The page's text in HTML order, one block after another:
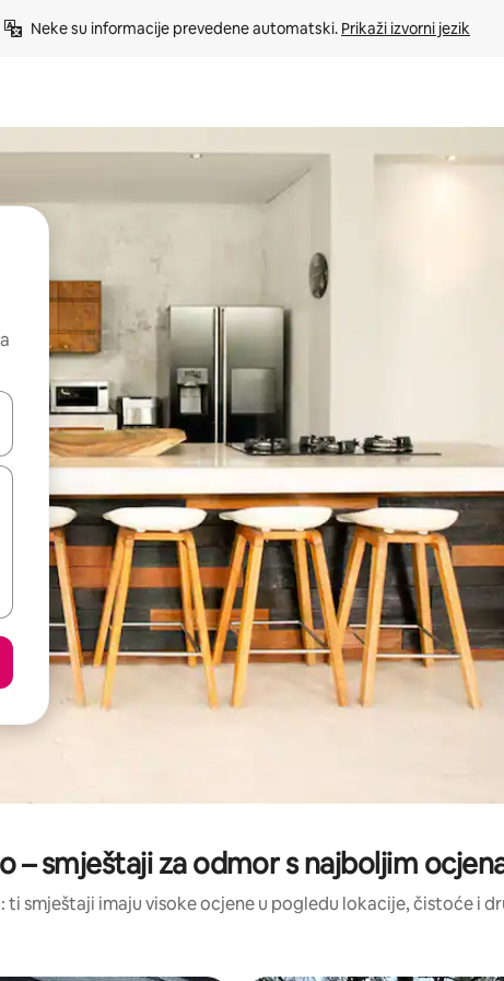
Neke su informacije prevedene automatski. Prikaži izvorni jezik
koristeći se strelicama prema gore i prema dolje, kao i dodirom ili
– smještaji za odmor s najboljim
ti smještaji imaju visoke ocjene u pogledu lokacije, čistoće i